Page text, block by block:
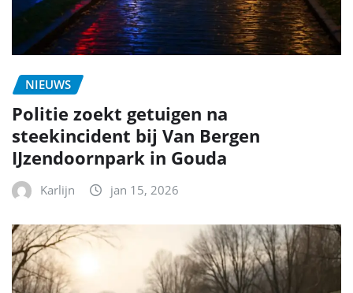
NIEUWS
Politie zoekt getuigen na
steekincident bij Van Bergen
IJzendoornpark in Gouda
Karlijn jan 15, 2026